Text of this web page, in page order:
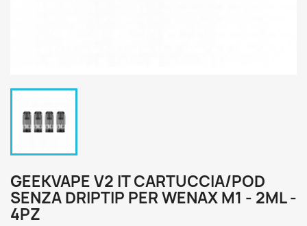
GEEKVAPE V2 IT CARTUCCIA/POD
SENZA DRIPTIP PER WENAX M1 - 2ML -
4PZ